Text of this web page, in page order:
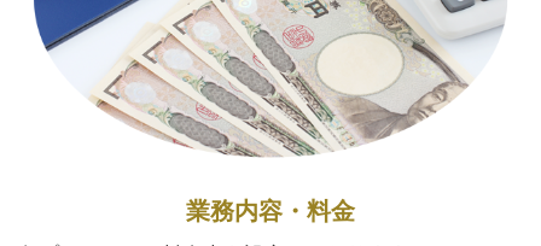
業務内容・料金